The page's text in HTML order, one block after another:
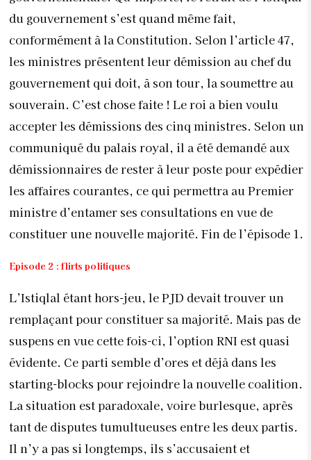
du gouvernement s’est quand même fait,
conformément à la Constitution. Selon l’article 47,
les ministres présentent leur démission au chef du
gouvernement qui doit, à son tour, la soumettre au
souverain. C’est chose faite ! Le roi a bien voulu
accepter les démissions des cinq ministres. Selon un
communiqué du palais royal, il a été demandé aux
démissionnaires de rester à leur poste pour expédier
les affaires courantes, ce qui permettra au Premier
ministre d’entamer ses consultations en vue de
constituer une nouvelle majorité. Fin de l’épisode 1.
Episode 2 : flirts politiques
L’Istiqlal étant hors-jeu, le PJD devait trouver un
remplaçant pour constituer sa majorité. Mais pas de
suspens en vue cette fois-ci, l’option RNI est quasi
évidente. Ce parti semble d’ores et déjà dans les
starting-blocks pour rejoindre la nouvelle coalition.
La situation est paradoxale, voire burlesque, après
tant de disputes tumultueuses entre les deux partis.
Il n’y a pas si longtemps, ils s’accusaient et